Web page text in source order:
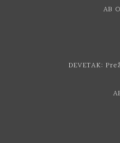
AB
DEVETAK: